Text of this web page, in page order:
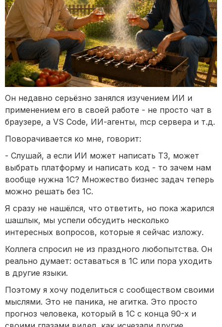
Он недавно серьёзно занялся изучением ИИ и
применением его в своей работе - не просто чат в
браузере, а VS Code, ИИ-агенты, mcp сервера и т.д.
Поворачивается ко мне, говорит:
- Слушай, а если ИИ может написать ТЗ, может
выбрать платформу и написать код - то зачем нам
вообще нужна 1С? Множество бизнес задач теперь
можно решать без 1С.
Я сразу не нашёлся, что ответить, но пока жарился
шашлык, мы успели обсудить несколько
интересных вопросов, которые я сейчас изложу.
Коллега спросил не из праздного любопытства. Он
реально думает: оставаться в 1С или пора уходить
в другие языки.
Поэтому я хочу поделиться с сообществом своими
мыслями. Это не паника, не агитка. Это просто
прогноз человека, который в 1С с конца 90-х и